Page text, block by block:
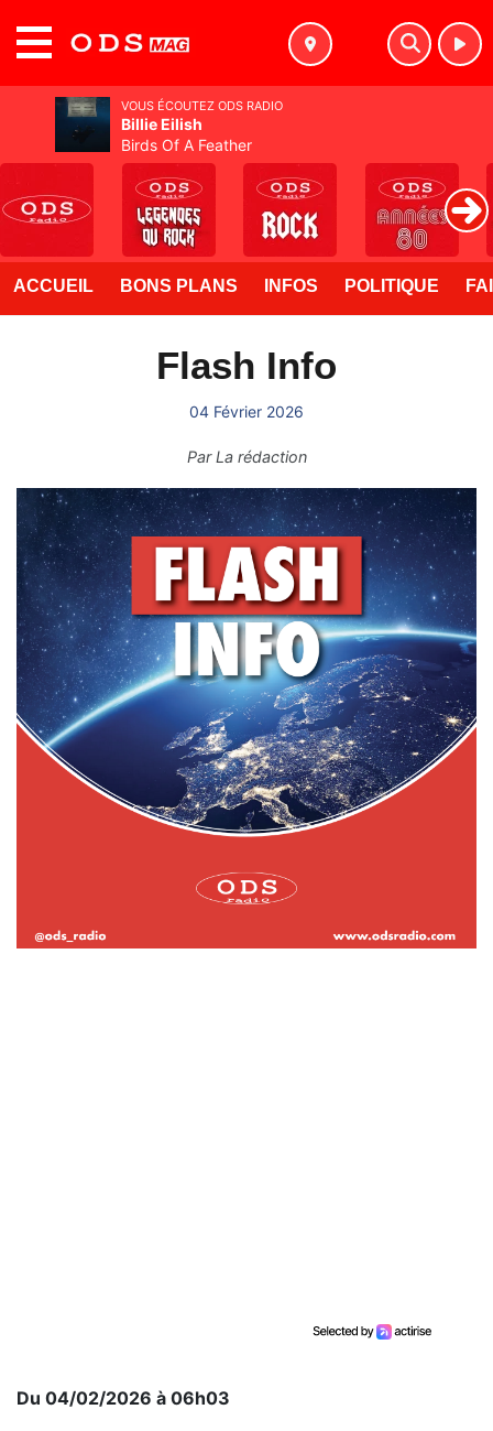
ACCUEIL BONS PLANS INFOS POLITIQUE
Flash Info
04 Février 2026
ParLa rédaction
Du 04/02/2026 à 06h03
VOUS ÉCOUTEZ ODS RADIO
Billie Eilish
Birds Of A Feather